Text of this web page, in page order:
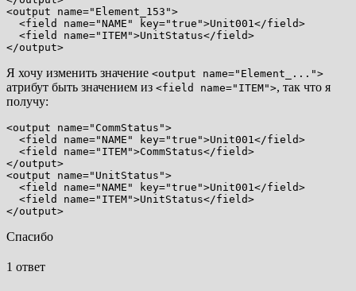
<output name="Element_153">
  <field name="NAME" key="true">Unit001</field>
  <field name="ITEM">UnitStatus</field>
Я хочу изменить значение <output name="Element_...">
атрибут быть значением из <field name="ITEM">, так что я
получу:
<output name="CommStatus">
  <field name="NAME" key="true">Unit001</field>
  <field name="ITEM">CommStatus</field>
</output>
<output name="UnitStatus">
  <field name="NAME" key="true">Unit001</field>
  <field name="ITEM">UnitStatus</field>
Спасибо
1 ответ